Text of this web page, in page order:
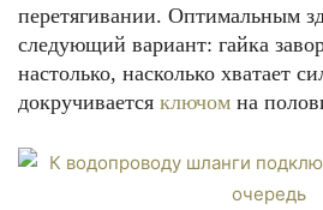
перетягивании. Оптимальным
следующий вариант: гайка
настолько, насколько хватает
докручивается ключом на